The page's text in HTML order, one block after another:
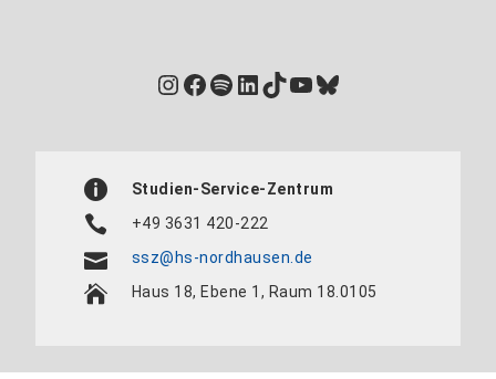
Instagram
Facebook
Spotify
LinkedIn
TikTok
YouTube
Bluesky
Studien-Service-Zentrum
+49 3631 420-222
ssz@hs-nordhausen.de
Haus 18, Ebene 1, Raum 18.0105